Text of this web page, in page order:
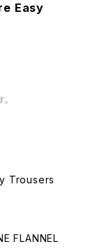
Easy
Trousers
FLANNEL